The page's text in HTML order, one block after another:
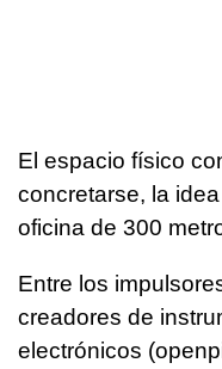
El espacio físico
concretarse, la
oficina de 300
Entre los
creadores de
electrónicos